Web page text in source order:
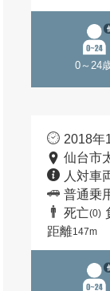
0～24
2018年
仙台市
人対車
普通乗
死亡(0)
距離147m